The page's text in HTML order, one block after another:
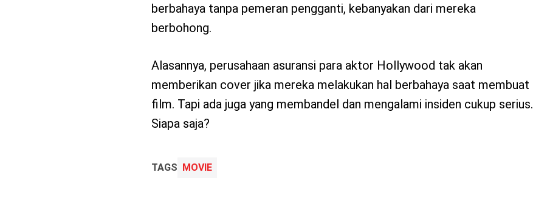
berbahaya tanpa pemeran pengganti, kebanyakan dari mereka
berbohong.
Alasannya, perusahaan asuransi para aktor Hollywood tak akan
memberikan cover jika mereka melakukan hal berbahaya saat membuat
film. Tapi ada juga yang membandel dan mengalami insiden cukup serius.
Siapa saja?
TAGS MOVIE